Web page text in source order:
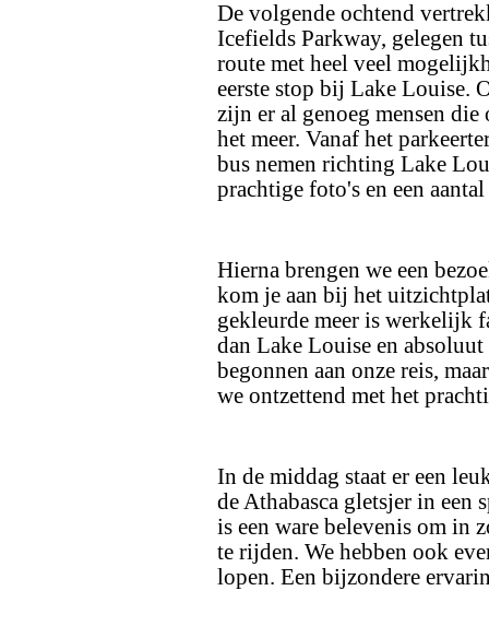
De volgende ochtend
Icefields Parkway, gelegen
route met heel veel
eerste stop bij Lake Louise.
zijn er al genoeg mensen
het meer. Vanaf het
bus nemen richting Lake
prachtige foto's en een
Hierna brengen we een
kom je aan bij het
gekleurde meer is werkelijk
dan Lake Louise en
begonnen aan onze reis,
we ontzettend met het
In de middag staat er een
de Athabasca gletsjer in een
is een ware belevenis om in
te rijden. We hebben ook
lopen. Een bijzondere